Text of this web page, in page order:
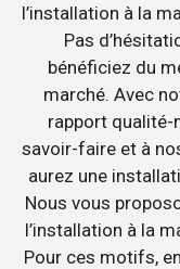
l’installation à la
Pas
bénéficiez du
marché. Avec
rapport qualité-
savoir-faire et à
aurez une
Nous vous
l’installation à la
Pour ces motifs,